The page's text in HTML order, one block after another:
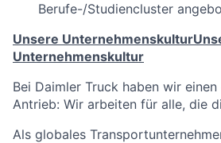
Berufe-/Studiencluster
Unsere Unternehmenskultur
Unternehmenskultur
Bei Daimler Truck haben wir
Antrieb: Wir arbeiten für alle, die
Als globales